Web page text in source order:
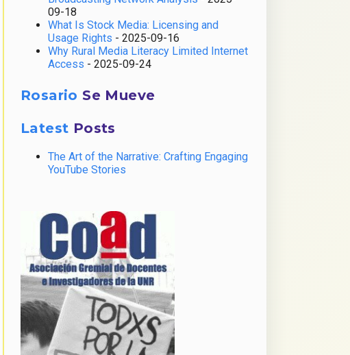
09-18
What Is Stock Media: Licensing and
Usage Rights - 2025-09-16
Why Rural Media Literacy Limited Internet
Access - 2025-09-24
Rosario Se Mueve
Latest Posts
The Art of the Narrative: Crafting Engaging
YouTube Stories